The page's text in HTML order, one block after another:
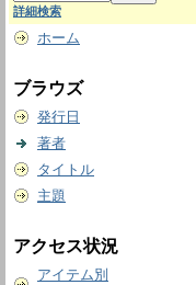
詳細検索
ホーム
ブラウズ
発行日
著者
タイトル
主題
アクセス状況
アイテム別